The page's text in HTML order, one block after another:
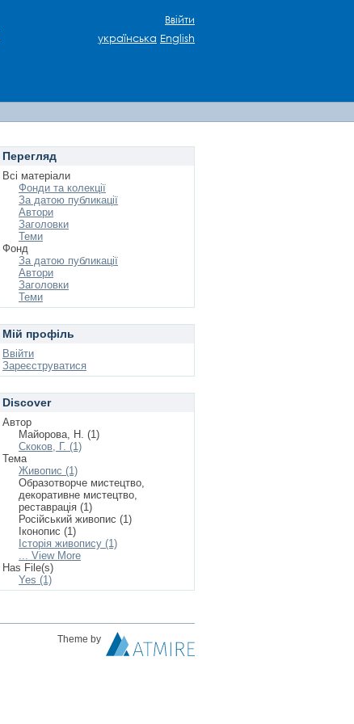
Ввійти
українська English
Перегляд
Всі матеріали
Фонди та колекції
За датою публикації
Автори
Заголовки
Теми
Фонд
За датою публикації
Автори
Заголовки
Теми
Мій профіль
Ввійти
Зареєструватися
Discover
Автор
Майорова, Н. (1)
Скоков, Г. (1)
Тема
Живопис (1)
Образотворче мистецтво,
декоративне мистецтво,
реставрація (1)
Російський живопис (1)
Іконопис (1)
Історія живопису (1)
... View More
Has File(s)
Yes (1)
Theme by